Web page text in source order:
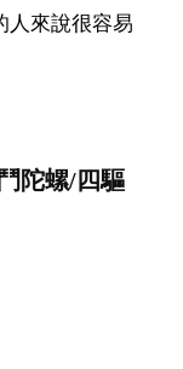
人來說很容易
陀螺/四驅